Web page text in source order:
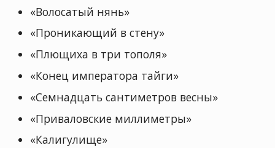
«Волосатый нянь»
«Проникающий в стену»
«Плющиха в три тополя»
«Конец императора тайги»
«Семнадцать сантиметров весны»
«Приваловские миллиметры»
«Калигулище»